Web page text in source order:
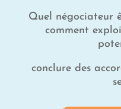
Quel négociateur
comment
conclure des